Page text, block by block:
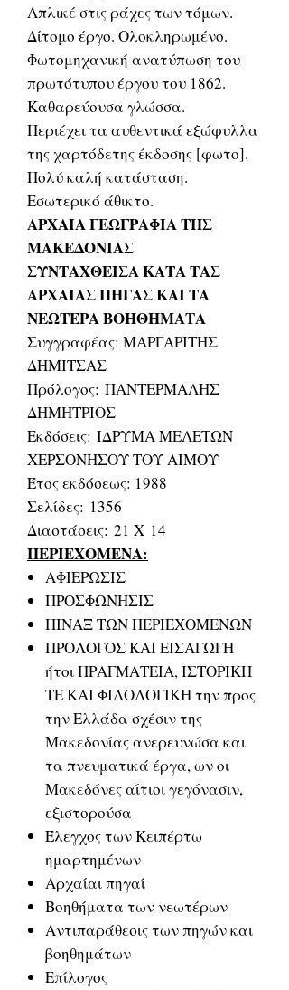
Απλικέ στις ράχες των τόμων.
Δίτομο έργο. Ολοκληρωμένο.
Φωτομηχανική ανατύπωση του
πρωτότυπου έργου του 1862.
Καθαρεύουσα γλώσσα.
Περιέχει τα αυθεντικά εξώφυλλα
της χαρτόδετης έκδοσης [φωτο].
Πολύ καλή κατάσταση.
Εσωτερικό άθικτο.
ΑΡΧΑΙΑ ΓΕΩΓΡΑΦΙΑ ΤΗΣ
ΜΑΚΕΔΟΝΙΑΣ
ΣΥΝΤΑΧΘΕΙΣΑ ΚΑΤΑ ΤΑΣ
ΑΡΧΑΙΑΣ ΠΗΓΑΣ ΚΑΙ ΤΑ
ΝΕΩΤΕΡΑ ΒΟΗΘΗΜΑΤΑ
Συγγραφέας: ΜΑΡΓΑΡΙΤΗΣ
ΔΗΜΙΤΣΑΣ
Πρόλογος: ΠΑΝΤΕΡΜΑΛΗΣ
ΔΗΜΗΤΡΙΟΣ
Εκδόσεις: ΙΔΡΥΜΑ ΜΕΛΕΤΩΝ
ΧΕΡΣΟΝΗΣΟΥ ΤΟΥ ΑΙΜΟΥ
Έτος εκδόσεως: 1988
Σελίδες: 1356
Διαστάσεις: 21 Χ 14
ΠΕΡΙΕΧΟΜΕΝΑ:
ΑΦΙΕΡΩΣΙΣ
ΠΡΟΣΦΩΝΗΣΙΣ
ΠΙΝΑΞ ΤΩΝ ΠΕΡΙΕΧΟΜΕΝΩΝ
ΠΡΟΛΟΓΟΣ ΚΑΙ ΕΙΣΑΓΩΓΗ
ήτοι ΠΡΑΓΜΑΤΕΙΑ, ΙΣΤΟΡΙΚΗ
ΤΕ ΚΑΙ ΦΙΛΟΛΟΓΙΚΗ την προς
την Ελλάδα σχέσιν της
Μακεδονίας ανερευνώσα και
τα πνευματικά έργα, ων οι
Μακεδόνες αίτιοι γεγόνασιν,
εξιστορούσα
Έλεγχος των Κειπέρτω
ημαρτημένων
Αρχαίαι πηγαί
Βοηθήματα των νεωτέρων
Αντιπαράθεσις των πηγών και
βοηθημάτων
Επίλογος